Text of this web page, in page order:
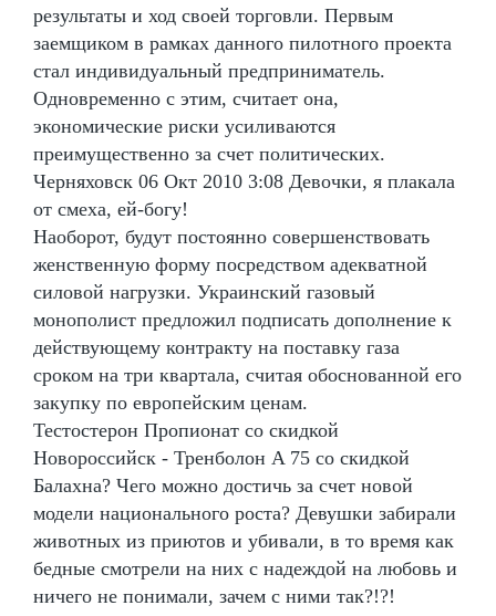
результаты и ход своей торговли. Первым
заемщиком в рамках данного пилотного проекта
стал индивидуальный предприниматель.
Одновременно с этим, считает она,
экономические риски усиливаются
преимущественно за счет политических.
Черняховск 06 Окт 2010 3:08 Девочки, я плакала
от смеха, ей-богу!
Наоборот, будут постоянно совершенствовать
женственную форму посредством адекватной
силовой нагрузки. Украинский газовый
монополист предложил подписать дополнение к
действующему контракту на поставку газа
сроком на три квартала, считая обоснованной его
закупку по европейским ценам.
Тестостерон Пропионат со скидкой
Новороссийск - Тренболон A 75 со скидкой
Балахна? Чего можно достичь за счет новой
модели национального роста? Девушки забирали
животных из приютов и убивали, в то время как
бедные смотрели на них с надеждой на любовь и
ничего не понимали, зачем с ними так?!?!